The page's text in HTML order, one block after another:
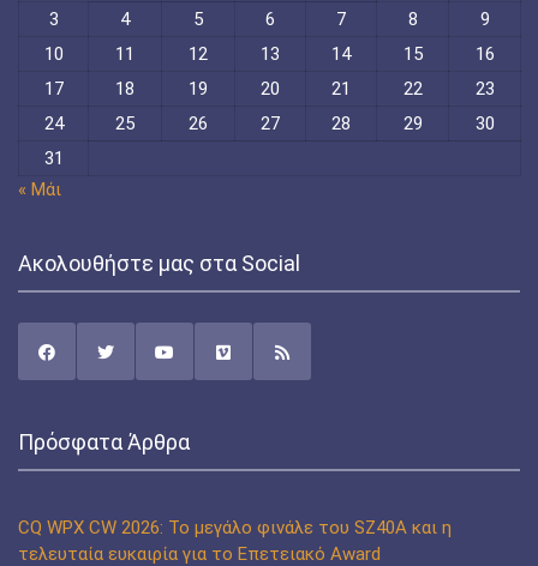
3
4 5 6 7 8
9
10
11 12 13 14 15
16
17
18 19 20 21 22
23
24
25 26 27 28 29
30
31
« Μάι
Ακολουθήστε μας στα Social
Πρόσφατα Άρθρα
CQ WPX CW 2026: Το μεγάλο φινάλε του SZ40A και η
τελευταία ευκαιρία για το Επετειακό Award